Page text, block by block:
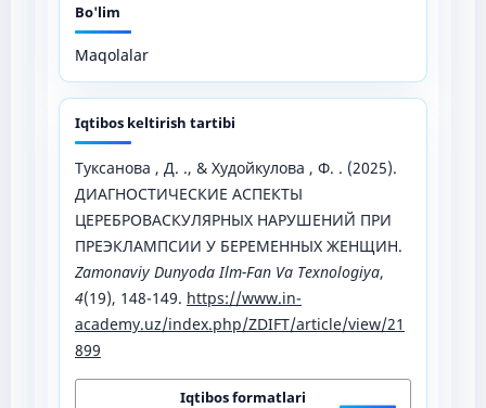
Bo'lim
Maqolalar
Iqtibos keltirish tartibi
Туксанова , Д. ., & Худойкулова , Ф. . (2025).
ДИАГНОСТИЧЕСКИЕ АСПЕКТЫ
ЦЕРЕБРОВАСКУЛЯРНЫХ НАРУШЕНИЙ ПРИ
ПРЕЭКЛАМПСИИ У БЕРЕМЕННЫХ ЖЕНЩИН.
Zamonaviy Dunyoda Ilm-Fan Va Texnologiya,
4(19), 148-149. https://www.in-
academy.uz/index.php/ZDIFT/article/view/21
899
Iqtibos formatlari